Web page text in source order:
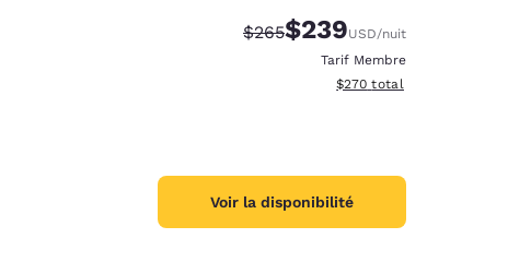
Tarif barré :
$265Tarif réduit :
$239USD/nuit
Tarif Membre
Afficher les détails du total
$270 total
Voir la disponibilité